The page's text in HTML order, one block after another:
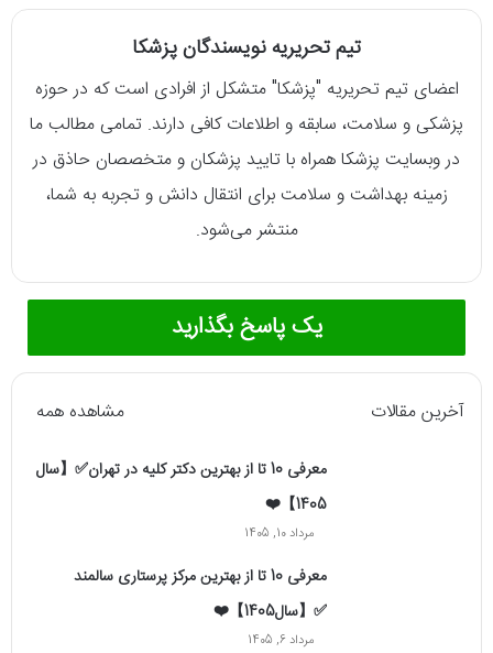
تیم تحریریه نویسندگان پزشکا
اعضای تیم تحریریه "پزشکا" متشکل از افرادی است که در حوزه
پزشکی و سلامت، سابقه و اطلاعات کافی دارند. تمامی مطالب ما
در وبسایت پزشکا همراه با تایید پزشکان و متخصصان حاذق در
زمینه بهداشت و سلامت برای انتقال دانش و تجربه به شما،
منتشر می‌شود.
یک پاسخ بگذارید
آخرین مقالات مشاهده همه
معرفی 10 تا از بهترین دکتر کلیه در تهران✅【سال
1405】❤️
مرداد 10, 1405
معرفی 10 تا از بهترین مرکز پرستاری سالمند
✅【سال1405】❤️
مرداد 6, 1405